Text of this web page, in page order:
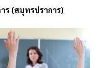
ร (สมุทรปราการ)